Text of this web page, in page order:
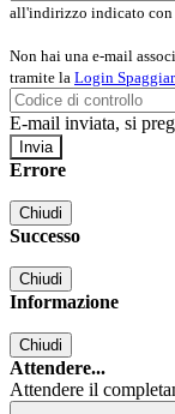
all'indirizzo indicato con
Non hai una e-mail
tramite la Login
E-mail inviata, si
Errore
Chiudi
Successo
Chiudi
Informazione
Chiudi
Attendere...
Attendere il